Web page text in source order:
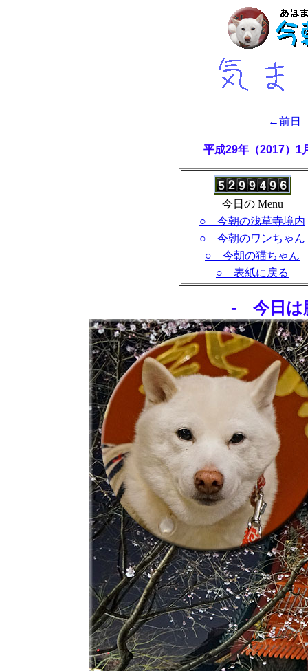
←前日
平成29年（2017）
今日の Menu
○ 今朝の浅草寺境内
○ 今朝のワンちゃん
○ 今朝の猫ちゃん
○ 表紙に戻る
- 今日は